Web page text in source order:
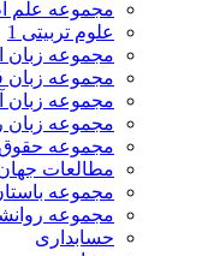
مجموعه علم
علوم تربیتی 1
مجموعه زبان
مجموعه زبان
مجموعه زبان
مجموعه
مجموعه
مطالعات
مجموعه
مجموعه
حسابداری